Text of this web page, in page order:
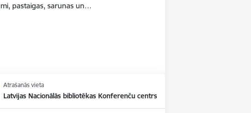
pastaigas, sarunas un…
Atrašanās vieta
Latvijas Nacionālās bibliotēkas Konferenču centrs